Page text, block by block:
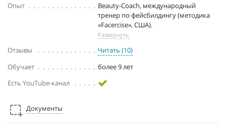
Опыт
Beauty-Coach, международный
тренер по фейсбилдингу (методика
«Facercise», США).
Развернуть
Отзывы
Читать (10)
Обучает
более 9 лет
Есть YouTube-канал
Документы